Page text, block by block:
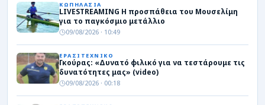
ΚΩΠΗΛΑΣΙΑ
LIVESTREAMING Η προσπάθεια του Μουσελίμη
για το παγκόσμιο μετάλλιο
09/08/2026 · 10:49
ΕΡΑΣΙΤΕΧΝΙΚΟ
Γκούρας: «Δυνατό φιλικό για να τεστάρουμε τις
δυνατότητες μας» (video)
09/08/2026 · 00:18